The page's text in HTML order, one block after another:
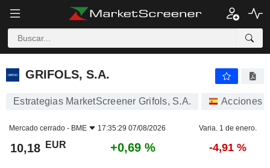
GRIFOLS, S.A.
GRIFOLS, S.A.
Estrategias MarketScreener Grifols, S.A. Acciones
Mercado cerrado - BME 17:35:29 07/08/2026 Varia. 1 de enero.
10,18 EUR +0,69 % -4,91 %